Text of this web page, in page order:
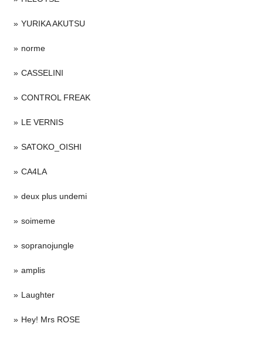
YURIKA AKUTSU
norme
CASSELINI
CONTROL FREAK
LE VERNIS
SATOKO_OISHI
CA4LA
deux plus undemi
soimeme
sopranojungle
amplis
Laughter
Hey! Mrs ROSE